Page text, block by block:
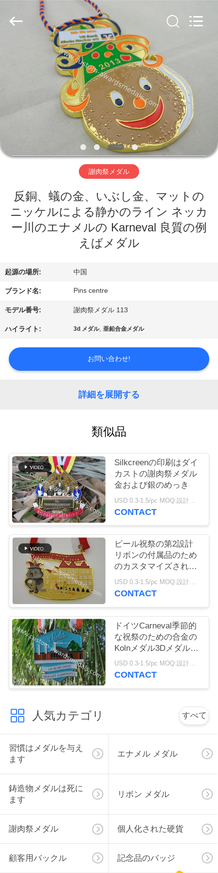
ク
達
い
て
工
場
旅
管
理
私
達
し
な
さ
い
ニ
ュ
ー
ス
場
合
地
Rights
謝肉祭メダル
反銅、蟻の金、いぶし金、マットの
ニッケルによる静かのライン ネッカ
ー川のエナメルの Karneval 良質の例
えばメダル
起源の場所: 中国
ブランド名: Pins centre
モデル番号: 謝肉祭メダル 113
ハイライト: 3d メダル,亜鉛合金メダル
お問い合わせ!
詳細を展開する
類似品
Silkcreenの印刷はダイ
カストの謝肉祭メダル
金および銀のめっき
USD 0.3-1.5/pc MOQ:設計ごとの 100 PC
CONTACT
ビール祝祭の第2設計
リボンの付属品のため
のカスタマイズされた
謝肉祭のバッジ メダル
USD 0.3-1.5/pc MOQ:設計ごとの 100 PC
CONTACT
ドイツCarneval季節的
な祝祭のための合金の
Kolnメダル3Dメダルを
亜鉛でメッキして下さ
い
USD 0.3-1.5/pc MOQ:設計ごとの 100 PC
CONTACT
人気カテゴリ すべて
習慣はメダルを与え
ます
エナメル メダル
鋳造物メダルは死に
ます
リボン メダル
謝肉祭メダル 個人化された硬貨
顧客用バックル 記念品のバッジ